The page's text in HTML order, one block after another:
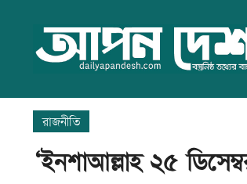
রাজনীতি
‘ইনশাআল্লাহ ২৫